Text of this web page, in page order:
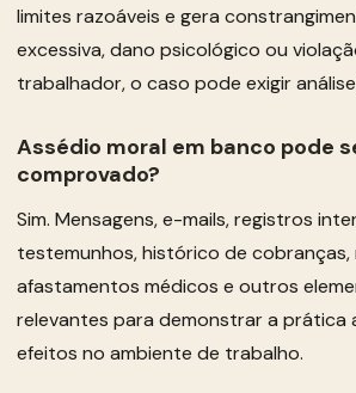
limites razoáveis e gera
excessiva, dano psicológico ou
trabalhador, o caso pode exigir
Assédio moral em banco pode
comprovado?
Sim. Mensagens, e-mails, registros
testemunhos, histórico de cobranças,
afastamentos médicos e outros
relevantes para demonstrar a prática
efeitos no ambiente de trabalho.